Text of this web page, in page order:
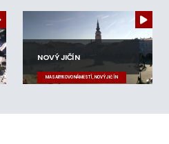
NOVÝ JIČÍN
MASARYKOVO NÁMĚSTÍ, NOVÝ JIČÍN